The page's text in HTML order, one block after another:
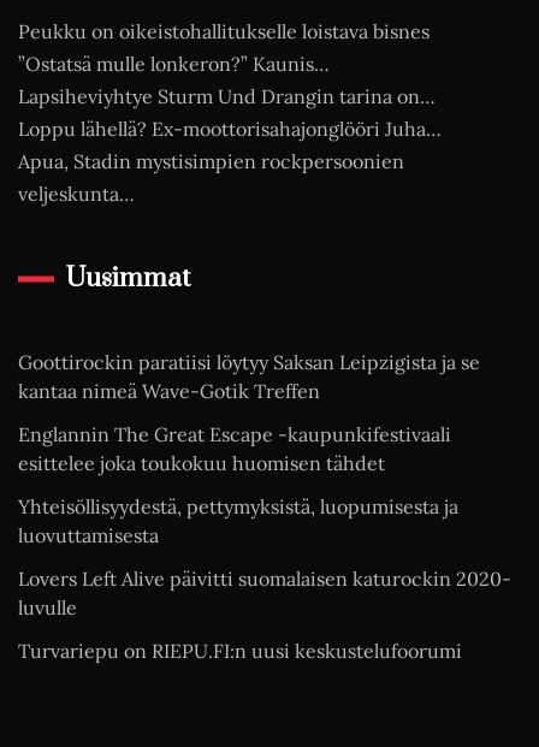
Peukku on oikeistohallitukselle loistava bisnes
”Ostatsä mulle lonkeron?” Kaunis…
Lapsiheviyhtye Sturm Und Drangin tarina on…
Loppu lähellä? Ex-moottorisahajonglööri Juha…
Apua, Stadin mystisimpien rockpersoonien
veljeskunta…
Uusimmat
Goottirockin paratiisi löytyy Saksan Leipzigista ja se
kantaa nimeä Wave-Gotik Treffen
Englannin The Great Escape -kaupunkifestivaali
esittelee joka toukokuu huomisen tähdet
Yhteisöllisyydestä, pettymyksistä, luopumisesta ja
luovuttamisesta
Lovers Left Alive päivitti suomalaisen katurockin 2020-
luvulle
Turvariepu on RIEPU.FI:n uusi keskustelufoorumi